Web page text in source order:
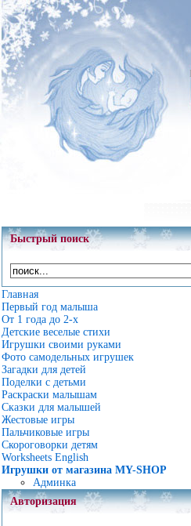
Быстрый поиск
Главная
Первый год малыша
От 1 года до 2-х
Детские веселые стихи
Игрушки своими руками
Фото самодельных игрушек
Загадки для детей
Поделки с детьми
Раскраски малышам
Сказки для малышей
Жестовые игры
Пальчиковые игры
Скороговорки детям
Worksheets English
Игрушки от магазина MY-SHOP
Админка
Авторизация